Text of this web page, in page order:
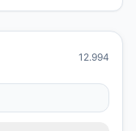
12.994